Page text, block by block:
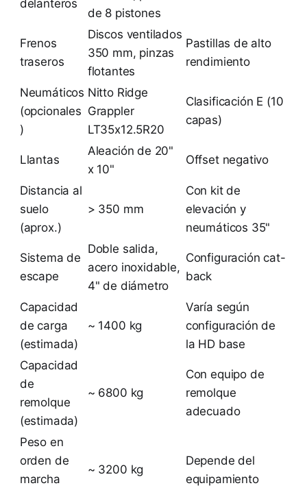
delanteros
de 8 pistones
Frenos
traseros
Discos ventilados
350 mm, pinzas
flotantes
Pastillas de alto
rendimiento
Neumáticos
(opcionales
)
Nitto Ridge
Grappler
LT35x12.5R20
Clasificación E (10
capas)
Llantas
Aleación de 20"
x 10"
Offset negativo
Distancia al
suelo
(aprox.)
> 350 mm
Con kit de
elevación y
neumáticos 35"
Sistema de
escape
Doble salida,
acero inoxidable,
4" de diámetro
Configuración cat-
back
Capacidad
de carga
(estimada)
~ 1400 kg
Varía según
configuración de
la HD base
Capacidad
de
remolque
(estimada)
~ 6800 kg
Con equipo de
remolque
adecuado
Peso en
orden de
marcha
~ 3200 kg
Depende del
equipamiento